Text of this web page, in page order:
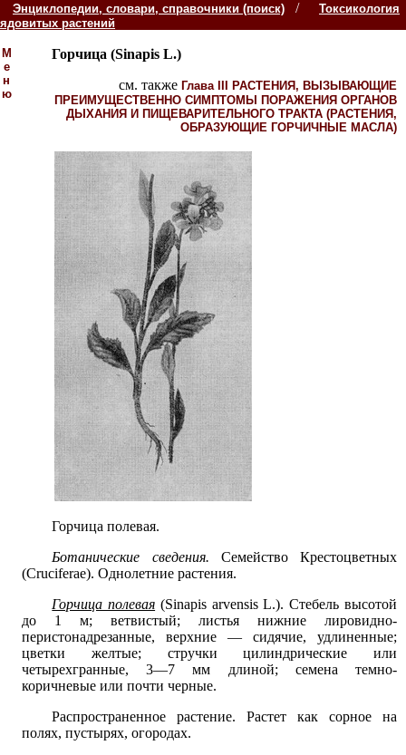
Энциклопедии, словари, справочники (поиск) /
Токсикология
ядовитых растений
М
е
н
ю
Горчица(Sinapis L.)
см. также Глава III РАСТЕНИЯ, ВЫЗЫВАЮЩИЕ
ПРЕИМУЩЕСТВЕННО СИМПТОМЫ ПОРАЖЕНИЯ ОРГАНОВ
ДЫХАНИЯ И ПИЩЕВАРИТЕЛЬНОГО ТРАКТА (РАСТЕНИЯ,
ОБРАЗУЮЩИЕ ГОРЧИЧНЫЕ МАСЛА)
Горчица полевая.
Ботанические сведения. Семейство Крестоцветных
(Cruciferae). Однолетние растения.
Горчица полевая (Sinapis arvensis L.). Стебель высотой
до 1 м; ветвистый; листья нижние лировидно-
перистонадрезанные, верхние — сидячие, удлиненные;
цветки желтые; стручки цилиндрические или
четырехгранные, 3—7 мм длиной; семена темно-
коричневые или почти черные.
Распространенное растение. Растет как сорное на
полях, пустырях, огородах.